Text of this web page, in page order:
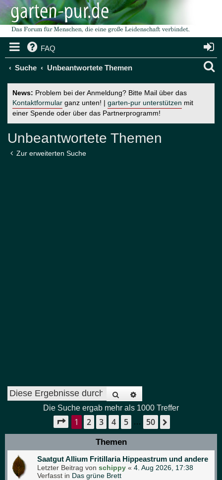
FAQ
Suche Unbeantwortete Themen
News: Problem bei der Anmeldung? Bitte Mail über das
Kontaktformular ganz unten! | garten-pur unterstützen mit
einer Spende oder über das Partnerprogramm!
Unbeantwortete Themen
Zur erweiterten Suche
Suche
Die Suche ergab mehr als 1000 Treffer
Seite 1von 50
1 2 3 4 5 … 50
Themen
Saatgut Allium Fritillaria Hippeastrum und andere
Letzter Beitrag von schippy « 4. Aug 2026, 17:38
Verfasst in Das grüne Brett